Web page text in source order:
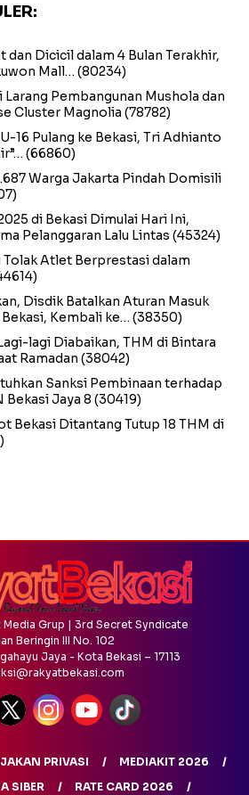
dan Dicicil dalam 4 Bulan Terakhir,
Mall… (80234)
Pembangunan Mushola dan
Cluster Magnolia (78782)
16 Pulang ke Bekasi, Tri Adhianto
(66860)
Warga Jakarta Pindah Domisili
di Bekasi Dimulai Hari Ini,
Pelanggaran Lalu Lintas (45324)
Tolak Atlet Berprestasi dalam
Disdik Batalkan Aturan Masuk
Kembali ke… (38350)
lagi Diabaikan, THM di Bintara
Ramadan (38042)
Sanksi Pembinaan terhadap
Bekasi Jaya 8 (30419)
Bekasi Ditantang Tutup 18 THM di
Media Grup | 3rd Secret Syndicate
Beringin III No. 102
Jaya - Kota Bekasi – 17113
PRIVASI
MEDIAKIT 2026
SIBER
RATE CARD 2026